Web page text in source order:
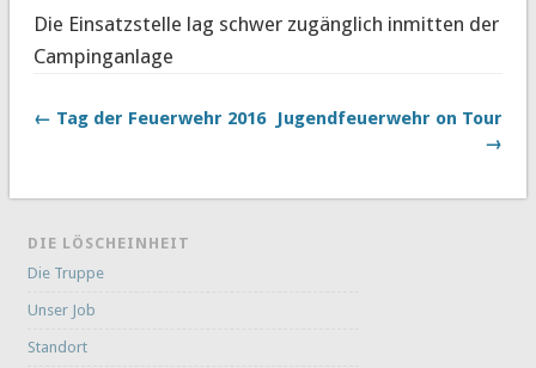
Die Einsatzstelle lag schwer zugänglich inmitten der
Campinganlage
← Tag der Feuerwehr 2016
Jugendfeuerwehr on Tour
→
DIE LÖSCHEINHEIT
Die Truppe
Unser Job
Standort